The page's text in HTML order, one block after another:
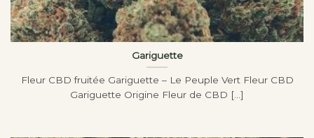
Gariguette
Fleur CBD fruitée Gariguette – Le Peuple Vert Fleur CBD
Gariguette Origine Fleur de CBD [...]